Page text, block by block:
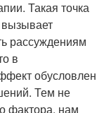
Такая точка
рассуждениям
в
обусловлен
Тем не
фактора, нам